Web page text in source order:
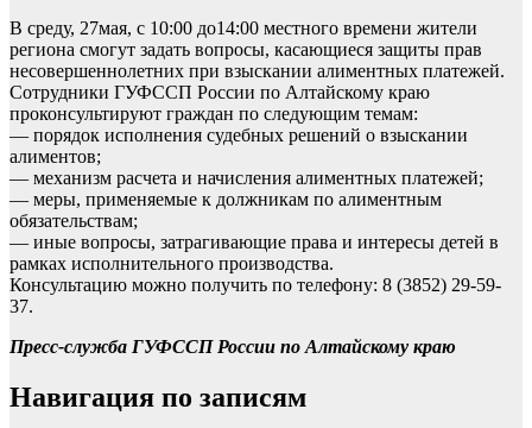
В среду, 27мая, с 10:00 до14:00 местного времени жители
региона смогут задать вопросы, касающиеся защиты прав
несовершеннолетних при взыскании алиментных платежей.
Сотрудники ГУФССП России по Алтайскому краю
проконсультируют граждан по следующим темам:
— порядок исполнения судебных решений о взыскании
алиментов;
— механизм расчета и начисления алиментных платежей;
— меры, применяемые к должникам по алиментным
обязательствам;
— иные вопросы, затрагивающие права и интересы детей в
рамках исполнительного производства.
Консультацию можно получить по телефону: 8 (3852) 29-59-
37.
Пресс-служба ГУФССП России по Алтайскому краю
Навигация по записям